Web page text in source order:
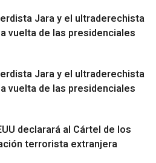
Jara y el ultraderechista
vuelta de las presidenciales
Jara y el ultraderechista
vuelta de las presidenciales
declarará al Cártel de los
terrorista extranjera